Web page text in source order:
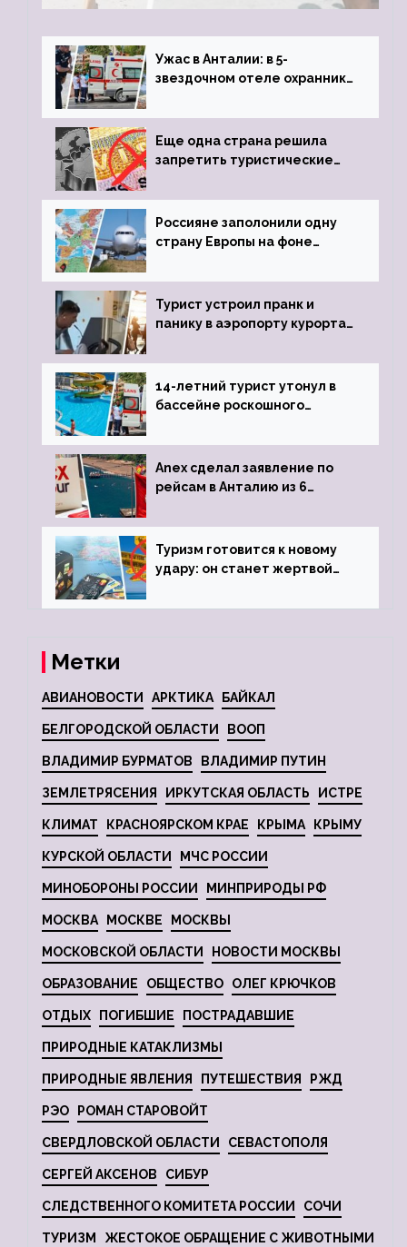
обзавестись молодыми любовниками
Ужас в Анталии: в 5-
звездочном отеле охранник
пистолета
Еще одна страна решила
запретить туристические
Россияне заполонили одну
страну Европы на фоне
виз
Турист устроил пранк и
панику в аэропорту курорта,
задержке рейса
14-летний турист утонул в
бассейне роскошного
Anex сделал заявление по
рейсам в Анталию из 6
Туризм готовится к новому
удару: он станет жертвой
Метки
АВИАНОВОСТИ АРКТИКА БАЙКАЛ
БЕЛГОРОДСКОЙ ОБЛАСТИ ВООП
ВЛАДИМИР БУРМАТОВ ВЛАДИМИР ПУТИН
ЗЕМЛЕТРЯСЕНИЯ ИРКУТСКАЯ ОБЛАСТЬ ИСТРЕ
КЛИМАТ КРАСНОЯРСКОМ КРАЕ КРЫМА КРЫМУ
КУРСКОЙ ОБЛАСТИ МЧС РОССИИ
МИНОБОРОНЫ РОССИИ МИНПРИРОДЫ РФ
МОСКВА МОСКВЕ МОСКВЫ
МОСКОВСКОЙ ОБЛАСТИ НОВОСТИ МОСКВЫ
ОБРАЗОВАНИЕ ОБЩЕСТВО ОЛЕГ КРЮЧКОВ
ОТДЫХ ПОГИБШИЕ ПОСТРАДАВШИЕ
ПРИРОДНЫЕ КАТАКЛИЗМЫ
ПРИРОДНЫЕ ЯВЛЕНИЯ ПУТЕШЕСТВИЯ РЖД
РЭО РОМАН СТАРОВОЙТ
СВЕРДЛОВСКОЙ ОБЛАСТИ СЕВАСТОПОЛЯ
СЕРГЕЙ АКСЕНОВ СИБУР
СЛЕДСТВЕННОГО КОМИТЕТА РОССИИ СОЧИ
ТУРИЗМ ЖЕСТОКОЕ ОБРАЩЕНИЕ С ЖИВОТНЫМИ